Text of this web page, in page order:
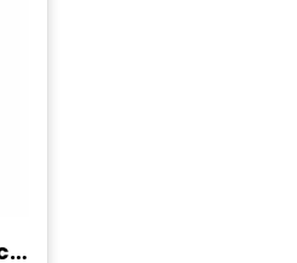
Thule Notus Backpack 20 L rugzak